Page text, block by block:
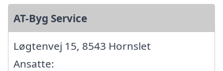
AT-Byg Service
Løgtenvej 15, 8543 Hornslet
Ansatte: